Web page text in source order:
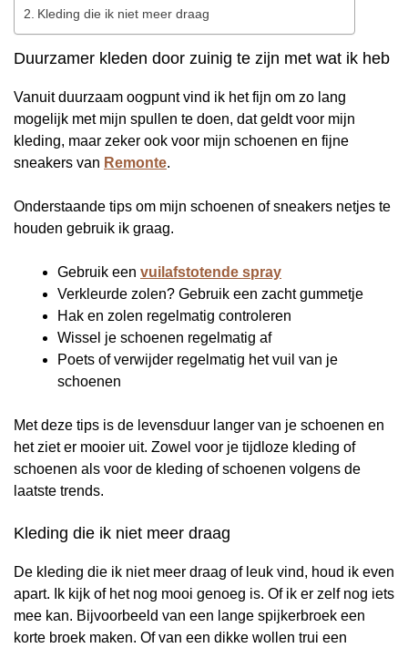
Kleding die ik niet meer draag
Duurzamer kleden door zuinig te zijn met wat ik heb
Vanuit duurzaam oogpunt vind ik het fijn om zo lang
mogelijk met mijn spullen te doen, dat geldt voor mijn
kleding, maar zeker ook voor mijn schoenen en fijne
sneakers van Remonte.
Onderstaande tips om mijn schoenen of sneakers netjes te
houden gebruik ik graag.
Gebruik een vuilafstotende spray
Verkleurde zolen? Gebruik een zacht gummetje
Hak en zolen regelmatig controleren
Wissel je schoenen regelmatig af
Poets of verwijder regelmatig het vuil van je
schoenen
Met deze tips is de levensduur langer van je schoenen en
het ziet er mooier uit. Zowel voor je tijdloze kleding of
schoenen als voor de kleding of schoenen volgens de
laatste trends.
Kleding die ik niet meer draag
De kleding die ik niet meer draag of leuk vind, houd ik even
apart. Ik kijk of het nog mooi genoeg is. Of ik er zelf nog iets
mee kan. Bijvoorbeeld van een lange spijkerbroek een
korte broek maken. Of van een dikke wollen trui een